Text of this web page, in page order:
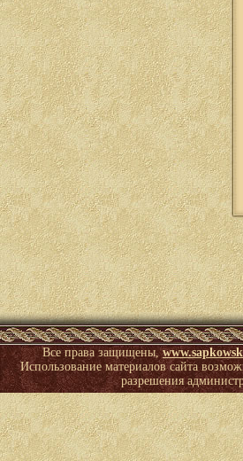
Все права защищены,
Использование материалов сайта
разрешения